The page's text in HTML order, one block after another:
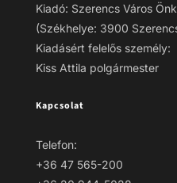
Kiadó: Szerencs Város
(Székhelye: 3900
Kiadásért felelős személy:
Kiss Attila polgármester
Kapcsolat
Telefon:
+36 47 565-200